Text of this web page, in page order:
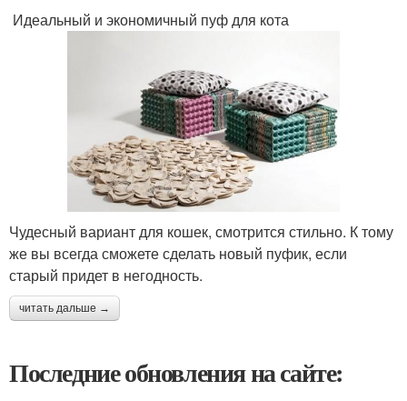
Идеальный и экономичный пуф для кота
Чудесный вариант для кошек, смотрится стильно. К тому
же вы всегда сможете сделать новый пуфик, если
старый придет в негодность.
читать дальше →
Последние обновления на сайте: